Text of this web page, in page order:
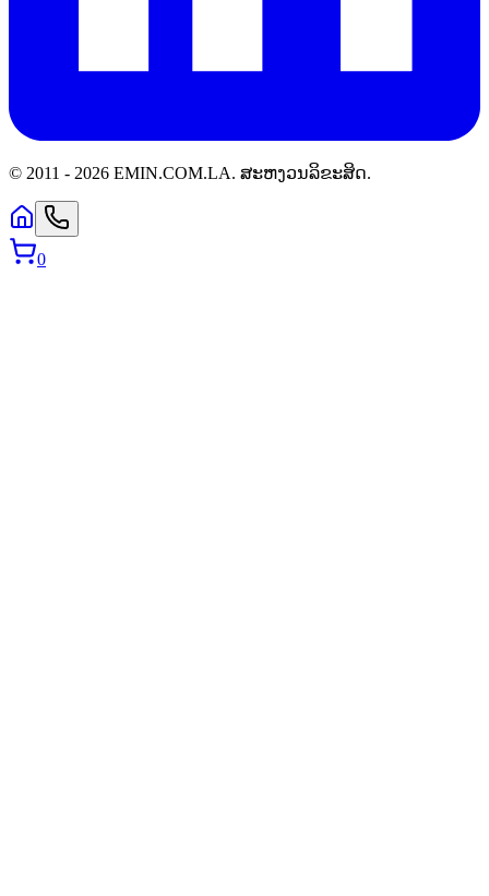
© 2011 - 2026 EMIN.COM.LA. ສະຫງວນລິຂະສິດ.
0